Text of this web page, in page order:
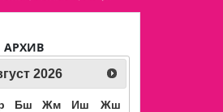
АРХИВ
2026
Бш Жм Иш Жш